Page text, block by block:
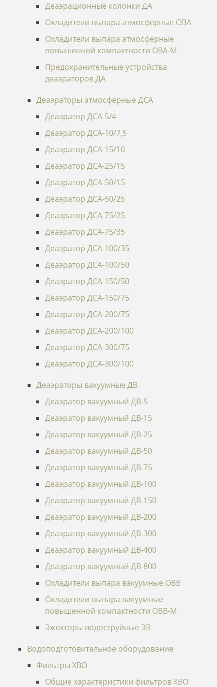
Деаэрационные колонки ДА
Охладители выпара атмосферные ОВА
Охладители выпара атмосферные
повышенной компактности ОВА-М
Предохранительные устройства
деаэраторов ДА
Деаэраторы атмосферные ДСА
Деаэратор ДСА-5/4
Деаэратор ДСА-10/7,5
Деаэратор ДСА-15/10
Деаэратор ДСА-25/15
Деаэратор ДСА-50/15
Деаэратор ДСА-50/25
Деаэратор ДСА-75/25
Деаэратор ДСА-75/35
Деаэратор ДСА-100/35
Деаэратор ДСА-100/50
Деаэратор ДСА-150/50
Деаэратор ДСА-150/75
Деаэратор ДСА-200/75
Деаэратор ДСА-200/100
Деаэратор ДСА-300/75
Деаэратор ДСА-300/100
Деаэраторы вакуумные ДВ
Деаэратор вакуумный ДВ-5
Деаэратор вакуумный ДВ-15
Деаэратор вакуумный ДВ-25
Деаэратор вакуумный ДВ-50
Деаэратор вакуумный ДВ-75
Деаэратор вакуумный ДВ-100
Деаэратор вакуумный ДВ-150
Деаэратор вакуумный ДВ-200
Деаэратор вакуумный ДВ-300
Деаэратор вакуумный ДВ-400
Деаэратор вакуумный ДВ-800
Охладители выпара вакуумные ОВВ
Охладители выпара вакуумные
повышенной компактности ОВВ-М
Эжекторы водоструйные ЭВ
Водоподготовительное оборудование
Фильтры ХВО
Общие характеристики фильтров ХВО